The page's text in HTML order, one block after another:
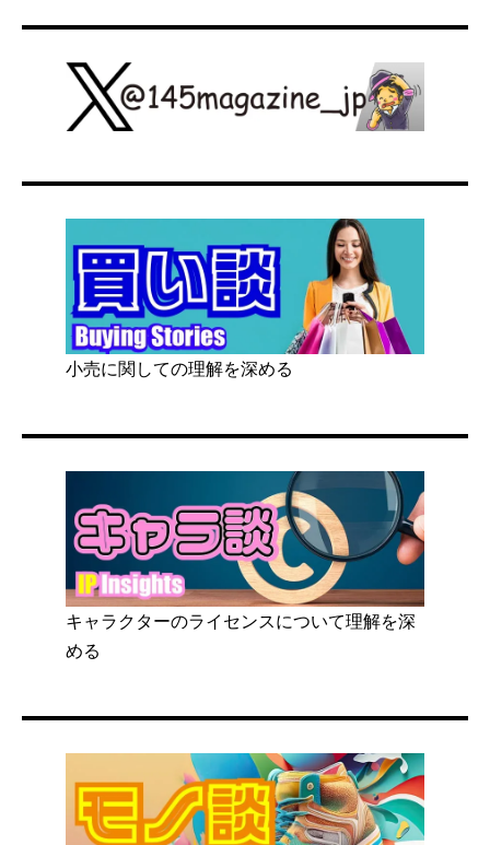
小売に関しての理解を深める
キャラクターのライセンスについて理解を深
める